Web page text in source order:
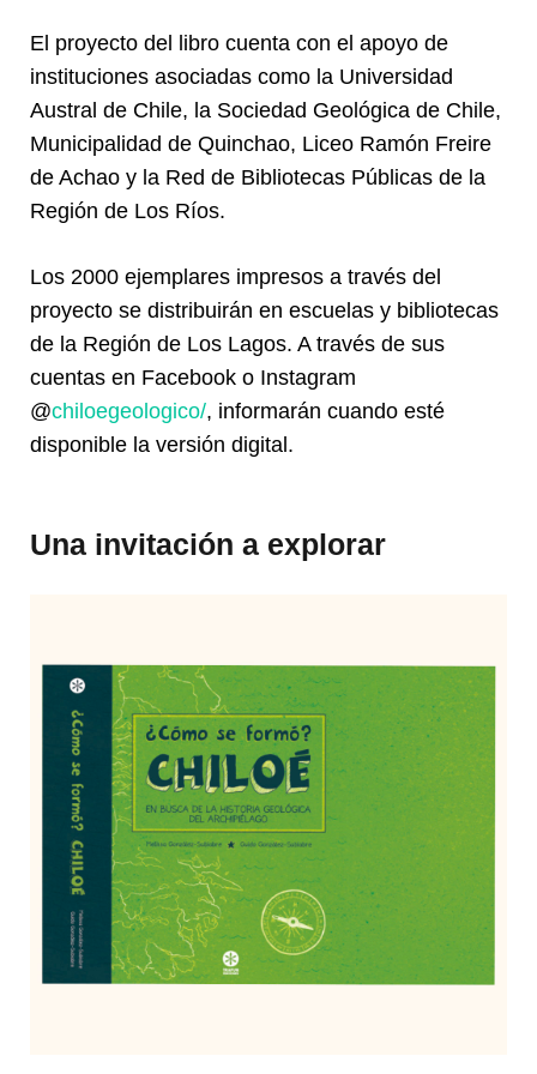
El proyecto del libro cuenta con el apoyo de
instituciones asociadas como la Universidad
Austral de Chile, la Sociedad Geológica de Chile,
Municipalidad de Quinchao, Liceo Ramón Freire
de Achao y la Red de Bibliotecas Públicas de la
Región de Los Ríos.
Los 2000 ejemplares impresos a través del
proyecto se distribuirán en escuelas y bibliotecas
de la Región de Los Lagos. A través de sus
cuentas en Facebook o Instagram
@chiloegeologico/, informarán cuando esté
disponible la versión digital.
Una invitación a explorar